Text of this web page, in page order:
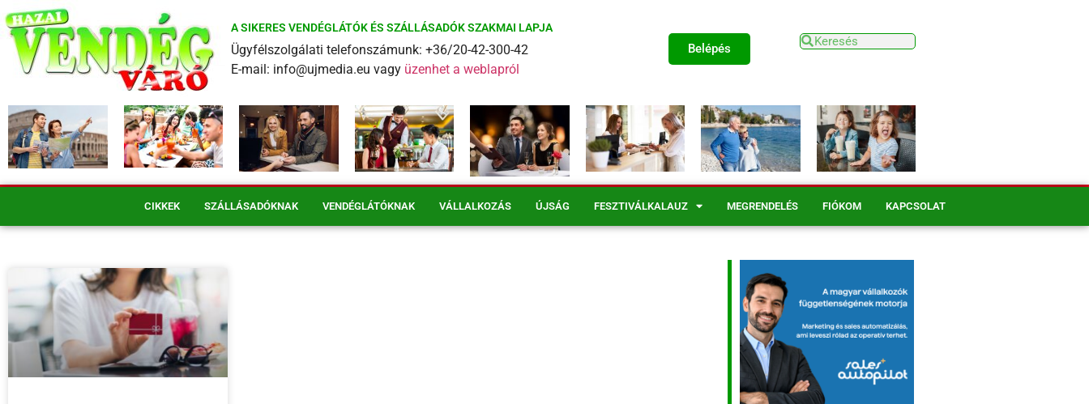
A SIKERES VENDÉGLÁTÓK ÉS SZÁLLÁSADÓK SZAKMAI LAPJA
Ügyfélszolgálati telefonszámunk: +36/20-42-300-42
E-mail: info@ujmedia.eu vagy üzenhet a weblapról
Belépés
CIKKEK SZÁLLÁSADÓKNAK VENDÉGLÁTÓKNAK VÁLLALKOZÁS ÚJSÁG FESZTIVÁLKALAUZ MEGRENDELÉS FIÓKOM KAPCSOLAT